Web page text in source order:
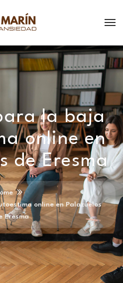
la baja
online en
de Eresma
online en Palazuelos
Eresma